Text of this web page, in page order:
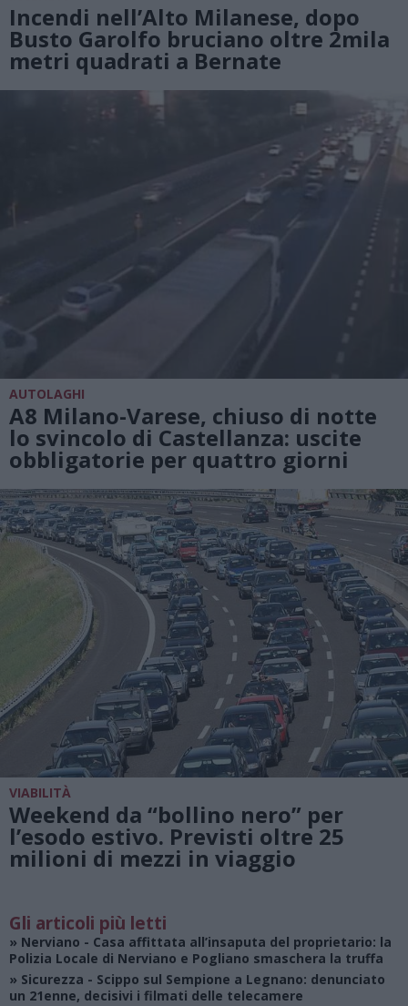
Incendi nell’Alto Milanese, dopo
Busto Garolfo bruciano oltre 2mila
metri quadrati a Bernate
AUTOLAGHI
A8 Milano-Varese, chiuso di notte
lo svincolo di Castellanza: uscite
obbligatorie per quattro giorni
VIABILITÀ
Weekend da “bollino nero” per
l’esodo estivo. Previsti oltre 25
milioni di mezzi in viaggio
Gli articoli più letti
» Nerviano - Casa affittata all’insaputa del proprietario: la
Polizia Locale di Nerviano e Pogliano smaschera la truffa
» Sicurezza - Scippo sul Sempione a Legnano: denunciato
un 21enne, decisivi i filmati delle telecamere